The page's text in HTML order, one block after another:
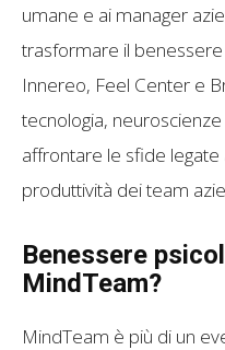
umane e ai manager
trasformare il
Innereo, Feel Center e
tecnologia,
affrontare le sfide
produttività dei team
Benessere
MindTeam?
MindTeam è più di un